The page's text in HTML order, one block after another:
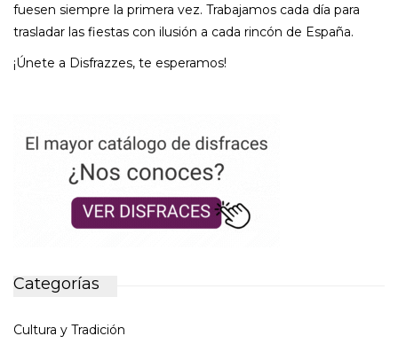
fuesen siempre la primera vez. Trabajamos cada día para
trasladar las fiestas con ilusión a cada rincón de España.
¡Únete a Disfrazzes, te esperamos!
Categorías
Cultura y Tradición